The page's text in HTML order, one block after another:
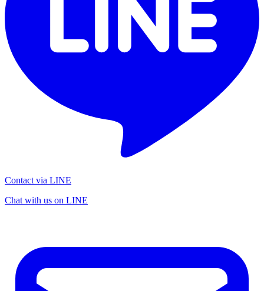
Contact via LINE
Chat with us on LINE